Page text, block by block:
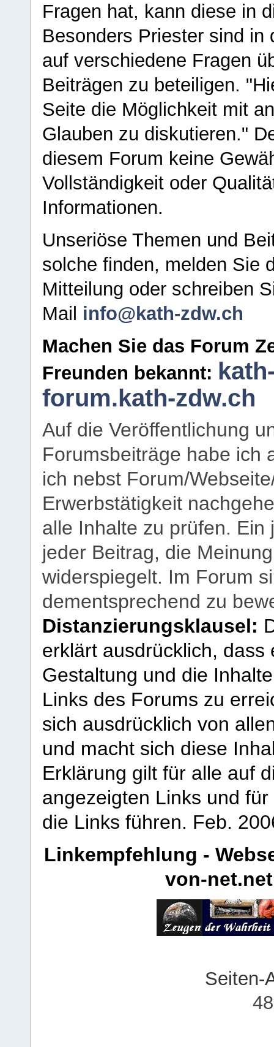
Fragen hat, kann diese in
Besonders Priester sind in
auf verschiedene Fragen
Beiträgen zu beteiligen.
Seite die Möglichkeit mit
Glauben zu diskutieren."
diesem Forum keine
Vollständigkeit oder
Informationen.
Unseriöse Themen und
solche finden, melden Sie
Mitteilung oder schreiben
Mail info@kath-zdw.ch
Machen Sie das Forum
Freunden bekannt:
forum.kath-zdw.ch
Auf die Veröffentlichung
Forumsbeiträge habe ich
ich nebst Forum/
Erwerbstätigkeit
alle Inhalte zu prüfen.
jeder Beitrag, die
widerspiegelt. Im Forum
dementsprechend zu
Distanzierungsklausel:
erklärt ausdrücklich,
Gestaltung und die
Links des Forums zu
sich ausdrücklich von
und macht sich diese
Erklärung gilt für alle auf
angezeigten Links und
die Links führen. Feb.
Linkempfehlung -
von-net.net
Seiten-